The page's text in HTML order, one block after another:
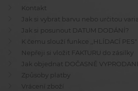
Kontakt
Jak si vybrat barvu nebo určitou
Jak si posunout DATUM DODÁNÍ?
K čemu slouží funkce ,,HLÍDACÍ PES"
Nepřeji si vložit FAKTURU do zásilky
Jak objednat DOČASNĚ
Způsoby platby
Vrácení zboží